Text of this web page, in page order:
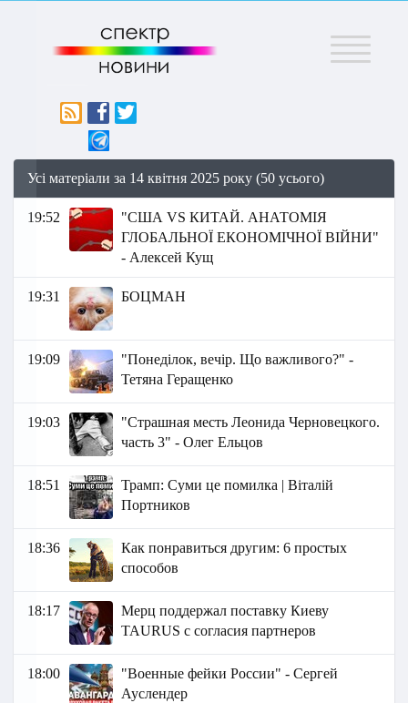
Меню
Усі матеріали за 14 квітня 2025 року (50 усього)
19:52
"США VS КИТАЙ. АНАТОМІЯ
ГЛОБАЛЬНОЇ ЕКОНОМІЧНОЇ ВІЙНИ"
- Алексей Кущ
19:31 БОЦМАН
19:09
"Понеділок, вечір. Що важливого?" -
Тетяна Геращенко
19:03
"Страшная месть Леонида Черновецкого.
часть 3" - Олег Ельцов
18:51
Трамп: Суми це помилка | Віталій
Портников
18:36
Как понравиться другим: 6 простых
способов
18:17
Мерц поддержал поставку Киеву
TAURUS c согласия партнеров
18:00
"Военные фейки России" - Сергей
Ауслендер